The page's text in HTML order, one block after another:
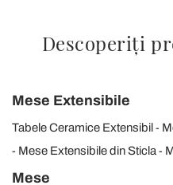
Descoperiți
Mese Extensibile
Tabele Ceramice Extensibil
Mese Extensibile din Sticla
Mese